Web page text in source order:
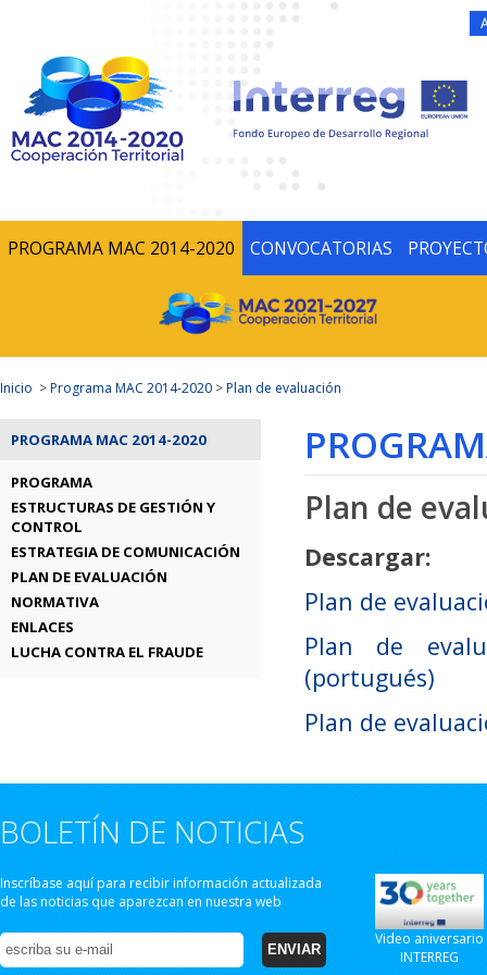
PROGRAMA MAC 2014-2020 CONVOCATORIAS
Inicio >Programa MAC 2014-2020 >Plan de evaluación
PROGRAMA MAC 2014-2020
PROGRAMA
ESTRUCTURAS DE GESTIÓN Y
CONTROL
ESTRATEGIA DE COMUNICACIÓN
PLAN DE EVALUACIÓN
NORMATIVA
ENLACES
LUCHA CONTRA EL FRAUDE
Plan de
Descargar:
Plan de
Plan de
(portugués)
Plan de
BOLETÍN DE NOTICIAS
Inscríbase aquí para recibir información actualizada
de las noticias que aparezcan en nuestra web
Video aniversario
INTERREG